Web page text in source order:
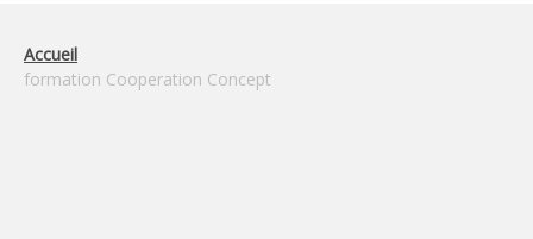
Accueil
formation Cooperation Concept